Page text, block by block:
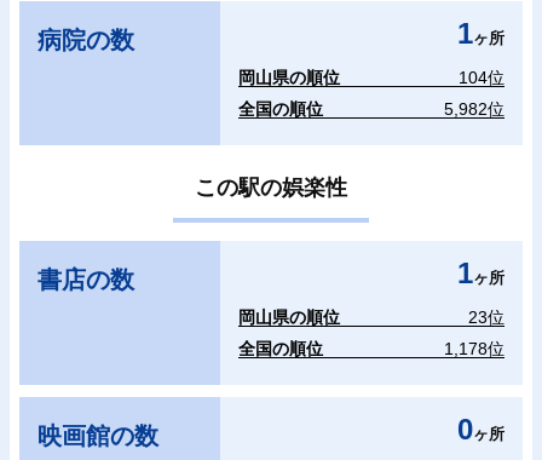
病院の数 1ヶ所
岡山県の順位
104位
全国の順位
5,982位
この駅の娯楽性
書店の数 1ヶ所
岡山県の順位
23位
全国の順位
1,178位
映画館の数 0ヶ所